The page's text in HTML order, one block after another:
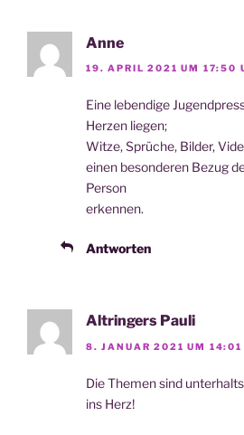
Anne
19. APRIL 2021 UM 17:50
Eine leben­di­ge
Her­zen liegen;
Wit­ze, Sprü­che, Bil­der,
einen beson­de­ren Bezug
Person
erkennen.
Antworten
Altringers Pauli
8. JANUAR 2021 UM 14:01
Die The­men sind
ins Herz!